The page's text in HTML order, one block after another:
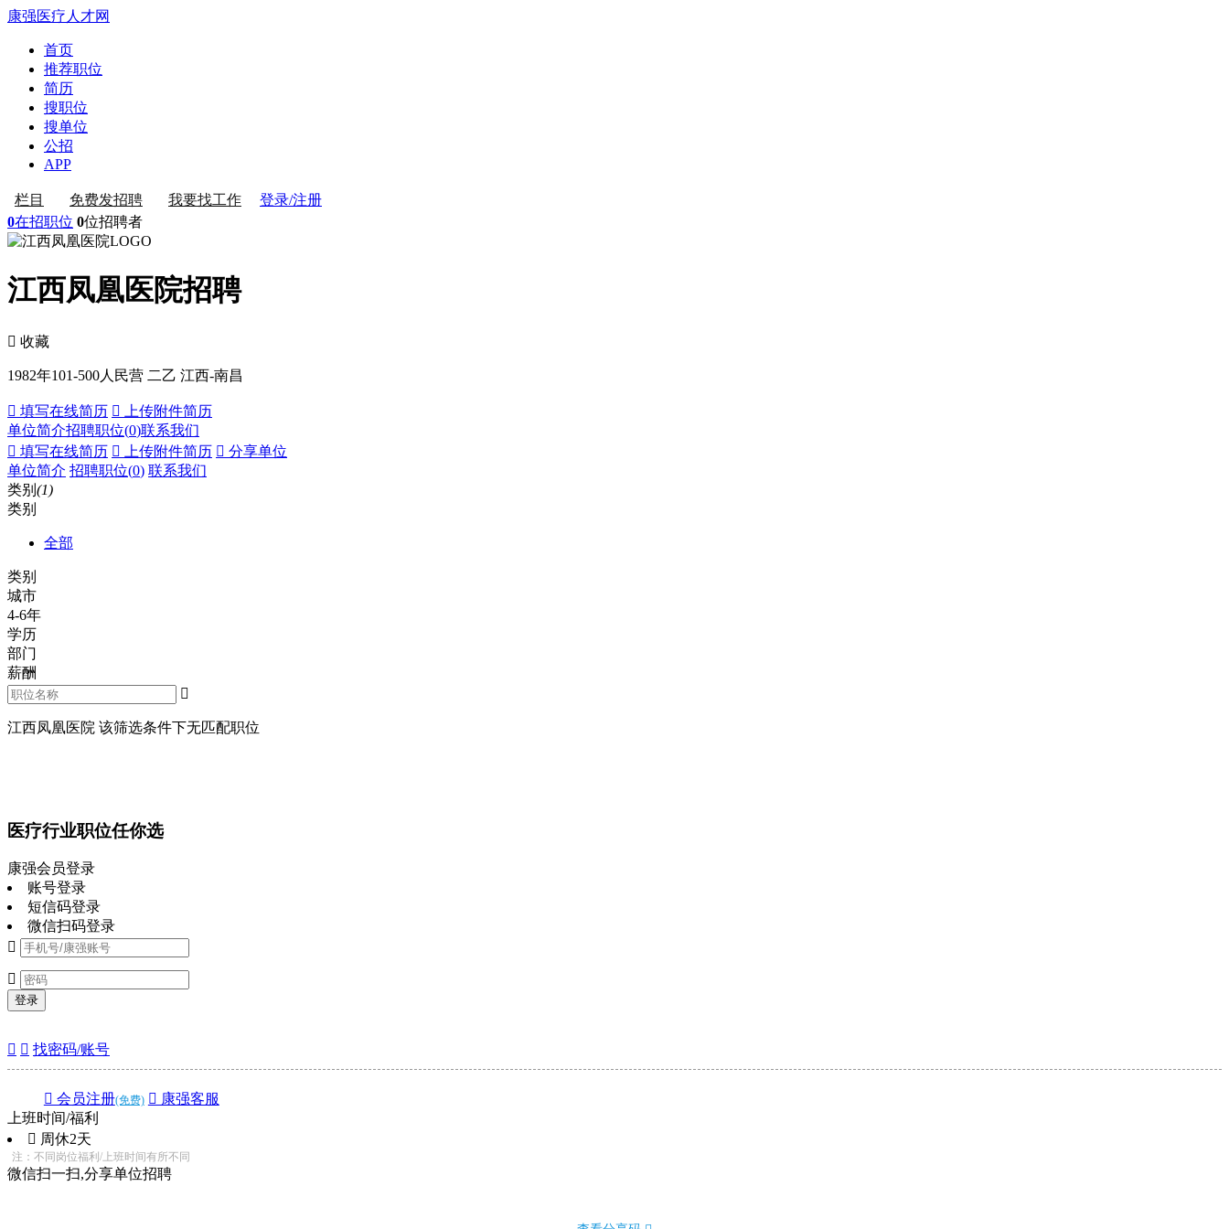
康强医疗人才网
首页
推荐职位
简历
搜职位
搜单位
公招
APP
栏目 免费发招聘 我要找工作
登录/注册
0在招职位 0位招聘者
江西凤凰医院招聘
 收藏
1982年101-500人 民营 二乙 江西-南昌
 填写在线简历  上传附件简历
单位简介招聘职位(0)联系我们
 填写在线简历  上传附件简历  分享单位
单位简介 招聘职位(0) 联系我们
类别 (1)
类别
全部
类别
城市
4-6年
学历
部门
薪酬

江西凤凰医院 该筛选条件下无匹配职位
医疗行业职位任你选
康强会员登录
账号登录
短信码登录
微信扫码登录


登录
  找密码/账号
 会员注册(免费)  康强客服
上班时间/福利
 周休2天
注：不同岗位福利/上班时间有所不同
微信扫一扫,分享单位招聘